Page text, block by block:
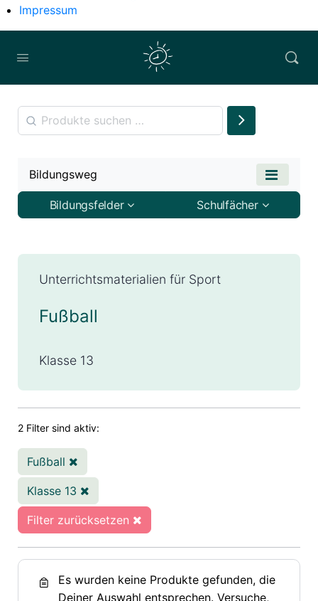
Impressum
Unterrichtsmaterialien für Sport
Fußball
Klasse 13
2 Filter sind aktiv:
Fußball
Klasse 13
Filter zurücksetzen
Es wurden keine Produkte gefunden, die
Deiner Auswahl entsprechen. Versuche,
Bildungsweg
Bildungsfelder Schulfächer